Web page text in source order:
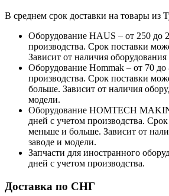
В среднем срок доставки на товары из
Оборудование HAUS – от 250 до
производства. Срок поставки
Зависит от наличия оборудования
Оборудование Hommak – от 70 до
производства. Срок поставки
больше. Зависит от наличия
модели.
Оборудование HOMTECH
дней с учетом производства.
меньше и больше. Зависит от
заводе и модели.
Запчасти для иностранного
дней с учетом производства.
Доставка по СНГ